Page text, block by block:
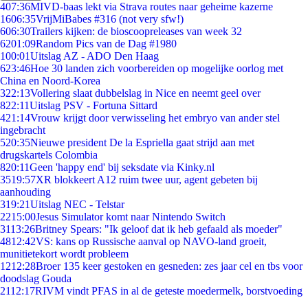
407:36MIVD-baas lekt via Strava routes naar geheime kazerne
1606:35VrijMiBabes #316 (not very sfw!)
606:30Trailers kijken: de bioscoopreleases van week 32
6201:09Random Pics van de Dag #1980
100:01Uitslag AZ - ADO Den Haag
623:46Hoe 30 landen zich voorbereiden op mogelijke oorlog met
China en Noord-Korea
322:13Vollering slaat dubbelslag in Nice en neemt geel over
822:11Uitslag PSV - Fortuna Sittard
421:14Vrouw krijgt door verwisseling het embryo van ander stel
ingebracht
520:35Nieuwe president De la Espriella gaat strijd aan met
drugskartels Colombia
820:11Geen 'happy end' bij seksdate via Kinky.nl
3519:57XR blokkeert A12 ruim twee uur, agent gebeten bij
aanhouding
319:21Uitslag NEC - Telstar
2215:00Jesus Simulator komt naar Nintendo Switch
3113:26Britney Spears: "Ik geloof dat ik heb gefaald als moeder"
4812:42VS: kans op Russische aanval op NAVO-land groeit,
munitietekort wordt probleem
1212:28Broer 135 keer gestoken en gesneden: zes jaar cel en tbs voor
doodslag Gouda
2112:17RIVM vindt PFAS in al de geteste moedermelk, borstvoeding